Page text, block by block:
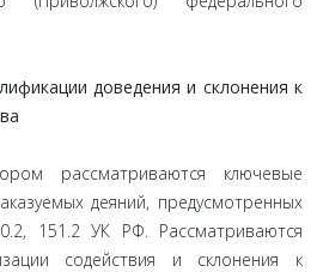
доведения и склонения к
рассматриваются ключевые
деяний, предусмотренных
151.2 УК РФ. Рассматриваются
содействия и склонения к